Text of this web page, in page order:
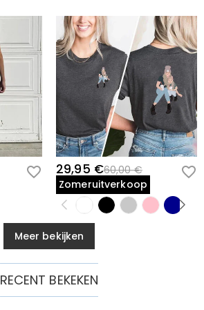
29,95 €60,00 €
Zomeruitverkoop
Meer bekijken
RECENT BEKEKEN